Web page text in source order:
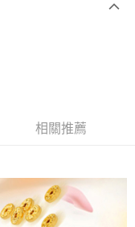
相關推薦